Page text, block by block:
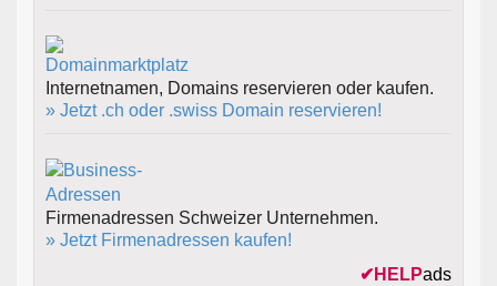
Internetnamen, Domains reservieren oder kaufen.
» Jetzt .ch oder .swiss Domain reservieren!
Firmenadressen Schweizer Unternehmen.
» Jetzt Firmenadressen kaufen!
✔ HELPads